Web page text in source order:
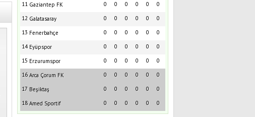
11 Gaziantep FK 0
0
0
0
0
0
12 Galatasaray 0
0
0
0
0
0
13 Fenerbahçe 0
0
0
0
0
0
14 Eyüpspor 0
0
0
0
0
0
15 Erzurumspor 0
0
0
0
0
0
16 Arca Çorum FK 0
0
0
0
0
0
17 Beşiktaş 0
0
0
0
0
0
18 Amed Sportif 0
0
0
0
0
0